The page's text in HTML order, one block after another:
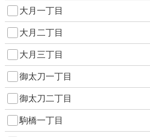
大月一丁目
大月二丁目
大月三丁目
御太刀一丁目
御太刀二丁目
駒橋一丁目